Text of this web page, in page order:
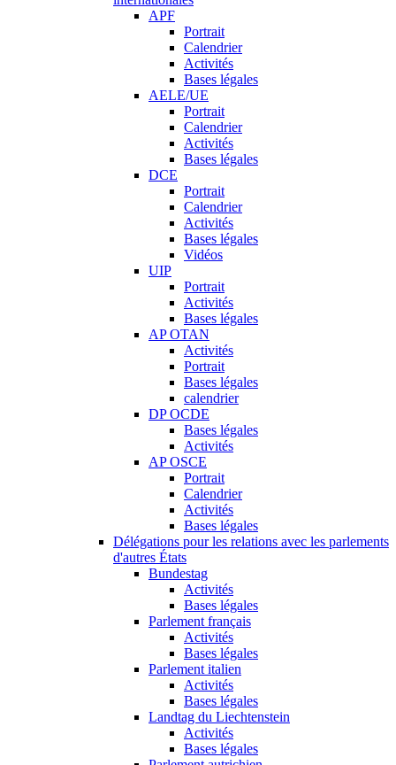
APF
Portrait
Calendrier
Activités
Bases légales
AELE/UE
Portrait
Calendrier
Activités
Bases légales
DCE
Portrait
Calendrier
Activités
Bases légales
Vidéos
UIP
Portrait
Activités
Bases légales
AP OTAN
Activités
Portrait
Bases légales
calendrier
DP OCDE
Bases légales
Activités
AP OSCE
Portrait
Calendrier
Activités
Bases légales
Délégations pour les relations avec les parlements
d'autres États
Bundestag
Activités
Bases légales
Parlement français
Activités
Bases légales
Parlement italien
Activités
Bases légales
Landtag du Liechtenstein
Activités
Bases légales